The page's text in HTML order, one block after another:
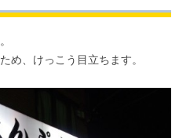
め、けっこう目立ちます。